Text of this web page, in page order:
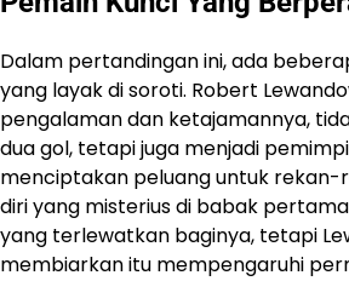
Dalam pertandingan ini, ada
yang layak di soroti. Robert
pengalaman dan ketajamannya,
dua gol, tetapi juga menjadi
menciptakan peluang untuk rekan-
diri yang misterius di babak
yang terlewatkan baginya, tetapi
membiarkan itu mempengaruhi